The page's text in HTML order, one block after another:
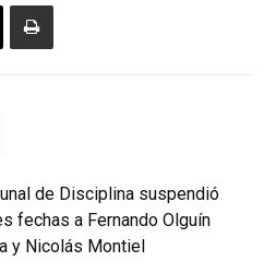
de Disciplina suspendió
fechas a Fernando Olguín
y Nicolás Montiel